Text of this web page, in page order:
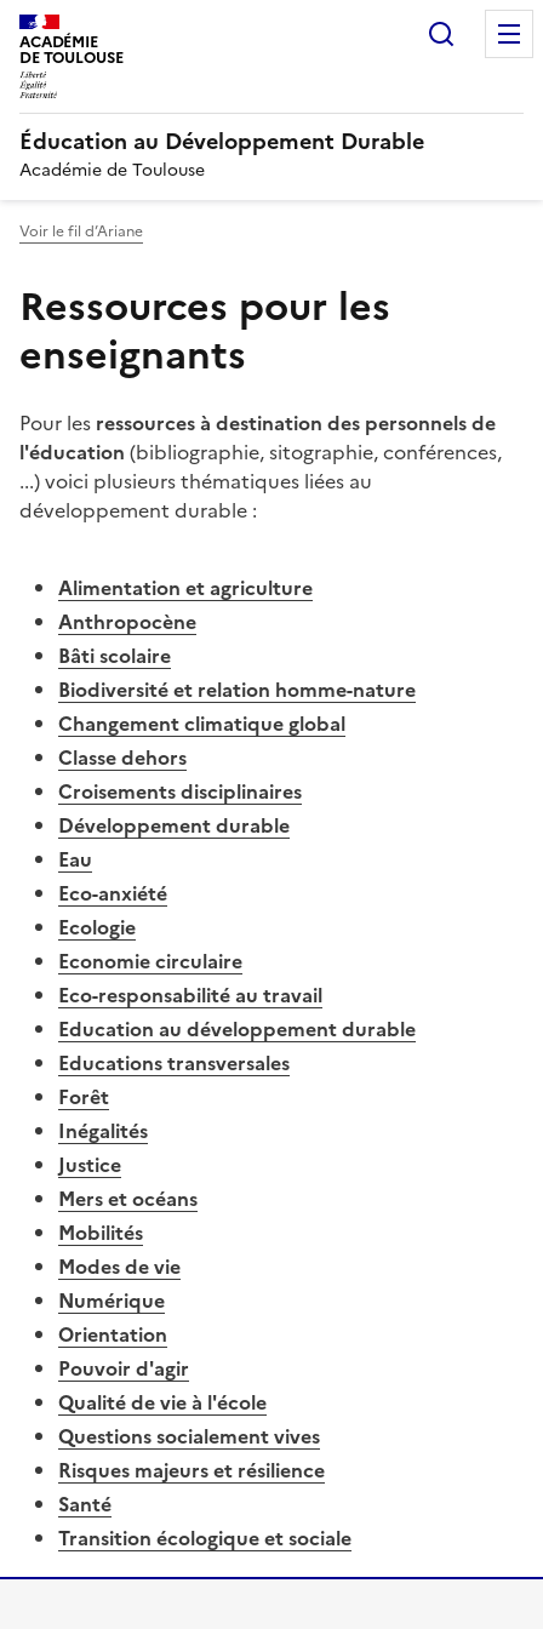
ACADÉMIE
DE TOULOUSE
Éducation au Développement Durable
Académie de Toulouse
Voir le fil d’Ariane
Ressources pour les
enseignants
Pour les ressources à destination des personnels de
l'éducation (bibliographie, sitographie, conférences,
...) voici plusieurs thématiques liées au
développement durable :
Alimentation et agriculture
Anthropocène
Bâti scolaire
Biodiversité et relation homme-nature
Changement climatique global
Classe dehors
Croisements disciplinaires
Développement durable
Eau
Eco-anxiété
Ecologie
Economie circulaire
Eco-responsabilité au travail
Education au développement durable
Educations transversales
Forêt
Inégalités
Justice
Mers et océans
Mobilités
Modes de vie
Numérique
Orientation
Pouvoir d'agir
Qualité de vie à l'école
Questions socialement vives
Risques majeurs et résilience
Santé
Transition écologique et sociale